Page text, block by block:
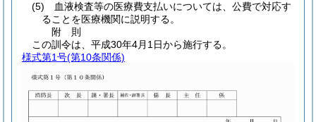
(5)
血液検査等の医療費支払いについては、公費で対応す
ることを医療機関に説明する。
附 則
この訓令は、平成30年4月1日から施行する。
様式第1号(第10条関係)